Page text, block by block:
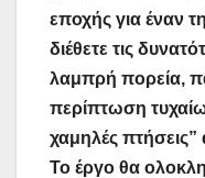
εποχής για έναν
διέθετε τις
λαμπρή πορεία,
περίπτωση
χαμηλές
Το έργο θα